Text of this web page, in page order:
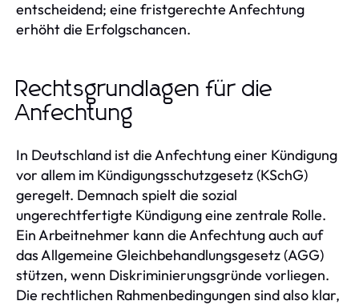
entscheidend; eine fristgerechte Anfechtung
erhöht die Erfolgschancen.
Rechtsgrundlagen für die
Anfechtung
In Deutschland ist die Anfechtung einer Kündigung
vor allem im Kündigungsschutzgesetz (KSchG)
geregelt. Demnach spielt die sozial
ungerechtfertigte Kündigung eine zentrale Rolle.
Ein Arbeitnehmer kann die Anfechtung auch auf
das Allgemeine Gleichbehandlungsgesetz (AGG)
stützen, wenn Diskriminierungsgründe vorliegen.
Die rechtlichen Rahmenbedingungen sind also klar,